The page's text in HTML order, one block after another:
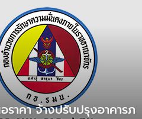
ราคา จ้างปรับปรุงอาคารภ